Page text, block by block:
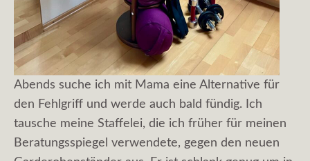
Abends suche ich mit Mama eine Alternative für
den Fehlgriff und werde auch bald fündig. Ich
tausche meine Staffelei, die ich früher für meinen
Beratungsspiegel verwendete, gegen den neuen